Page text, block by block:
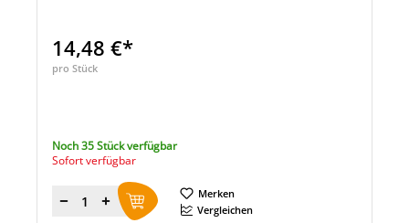
14,48 €*
pro Stück
Noch 35 Stück verfügbar
Sofort verfügbar
Menge
Merken
Vergleichen